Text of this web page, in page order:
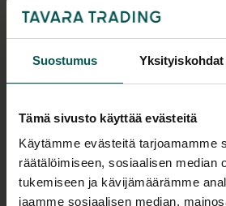
Suostumus Yksityiskohdat
Tämä sivusto käyttää evästeitä
Käytämme evästeitä tarjoamamme
räätälöimiseen, sosiaalisen median
tukemiseen ja kävijämäärämme
jaamme sosiaalisen median,
LOOOK Industries Box